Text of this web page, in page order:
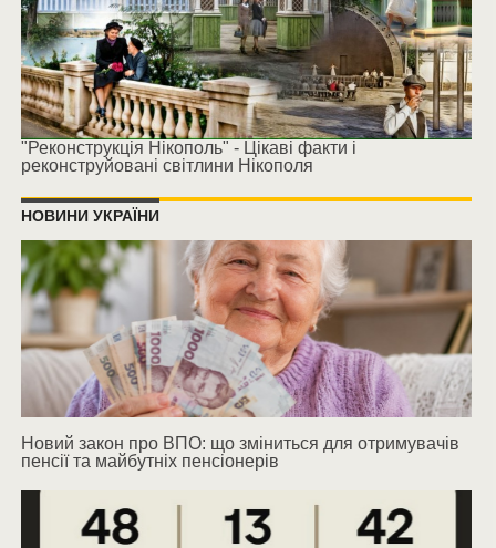
"Реконструкція Нікополь" - Цікаві факти і
реконструйовані світлини Нікополя
НОВИНИ УКРАЇНИ
Новий закон про ВПО: що зміниться для отримувачів
пенсії та майбутніх пенсіонерів